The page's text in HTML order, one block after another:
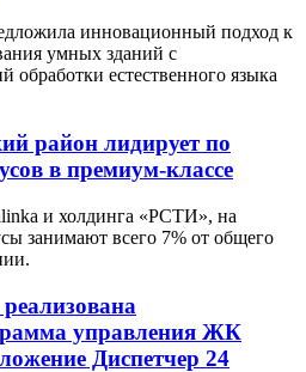
инновационный подход к
умных зданий с
обработки естественного языка
район лидирует по
в премиум-классе
и холдинга «РСТИ», на
занимают всего 7% от общего
управления ЖК
Диспетчер 24